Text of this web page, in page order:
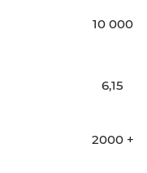
10 000
6,15
2000 +